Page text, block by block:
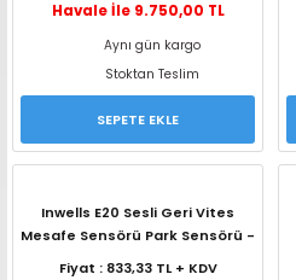
Havale İle 9.750,00 TL
Aynı gün kargo
Stoktan Teslim
SEPETE EKLE
Inwells E20 Sesli Geri Vites
Mesafe Sensörü Park Sensörü -
Siyah
Fiyat : 833,33 TL + KDV